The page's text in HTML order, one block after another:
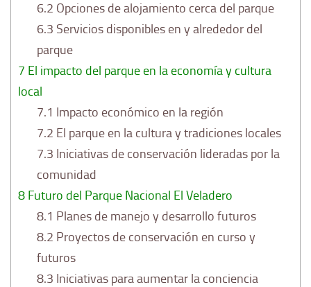
6.2 Opciones de alojamiento cerca del parque
6.3 Servicios disponibles en y alrededor del
parque
7 El impacto del parque en la economía y cultura
local
7.1 Impacto económico en la región
7.2 El parque en la cultura y tradiciones locales
7.3 Iniciativas de conservación lideradas por la
comunidad
8 Futuro del Parque Nacional El Veladero
8.1 Planes de manejo y desarrollo futuros
8.2 Proyectos de conservación en curso y
futuros
8.3 Iniciativas para aumentar la conciencia